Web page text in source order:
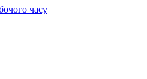
часу